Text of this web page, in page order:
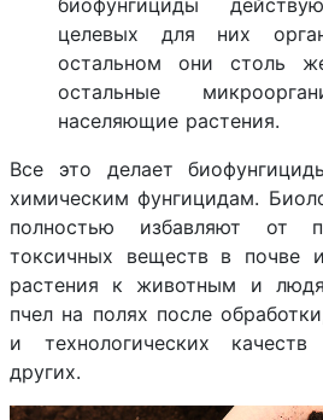
биофунгициды
целевых для них
остальном они столь
остальные
населяющие растения.
Все это делает
химическим фунгицидам.
полностью избавляют от
токсичных веществ в почве
растения к животным и
пчел на полях после
и технологических
других.